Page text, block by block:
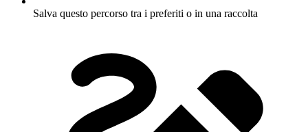
Salva questo percorso tra i preferiti o in una raccolta